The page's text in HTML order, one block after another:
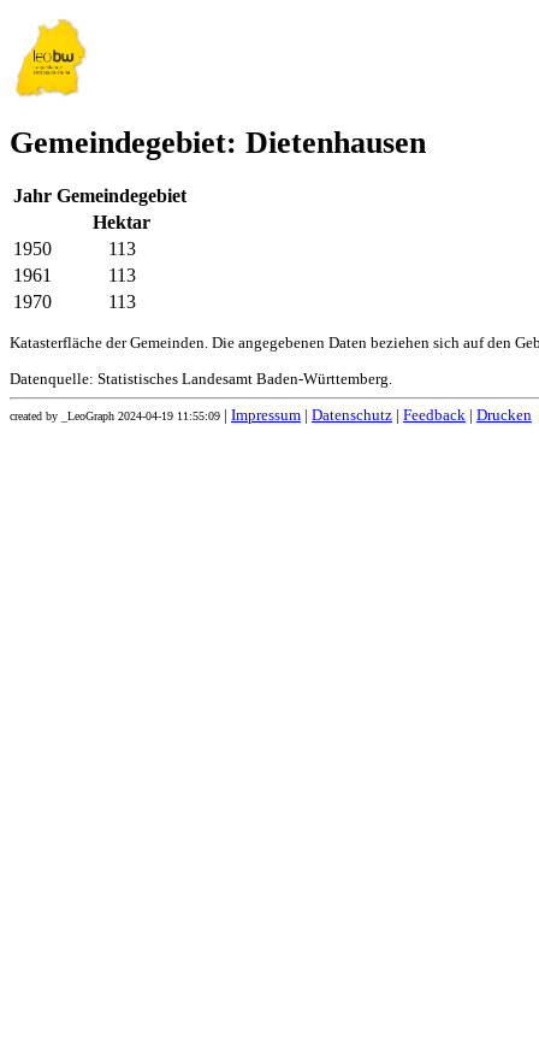
Gemeindegebiet: Dietenhausen
Jahr Gemeindegebiet
Hektar
1950
113
1961
113
1970
113
Katasterfläche der Gemeinden. Die angegebenen Daten beziehen sich auf den
Datenquelle: Statistisches Landesamt Baden-Württemberg.
created by _LeoGraph 2024-04-19 11:55:09 Impressum Datenschutz Feedback Drucken